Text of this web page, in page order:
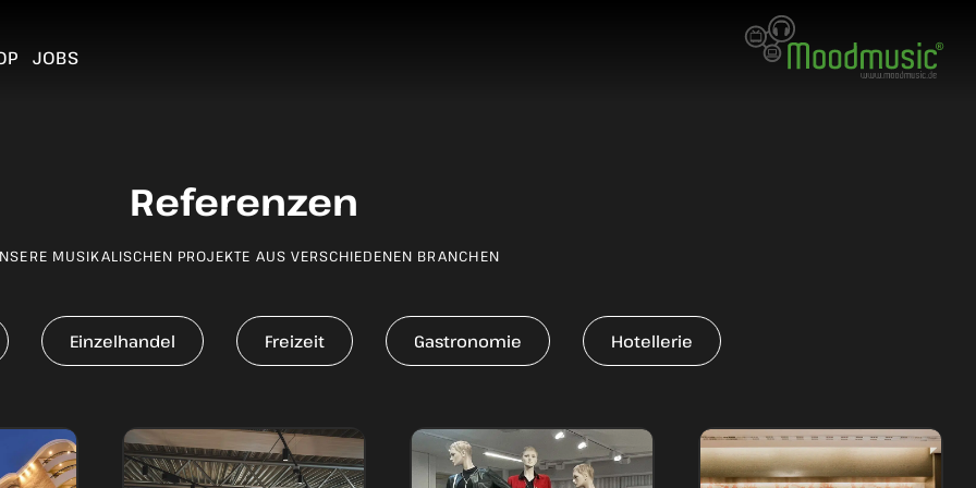
JOBS
Referenzen
MUSIKALISCHEN PROJEKTE AUS VERSCHIEDENEN BRANCHEN
Einzelhandel Freizeit Gastronomie Hotellerie